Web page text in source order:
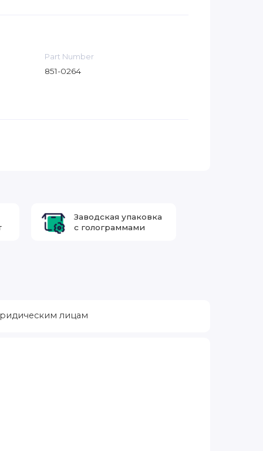
Part Number
851-0264
Заводская упаковка
с голограммами
лицам